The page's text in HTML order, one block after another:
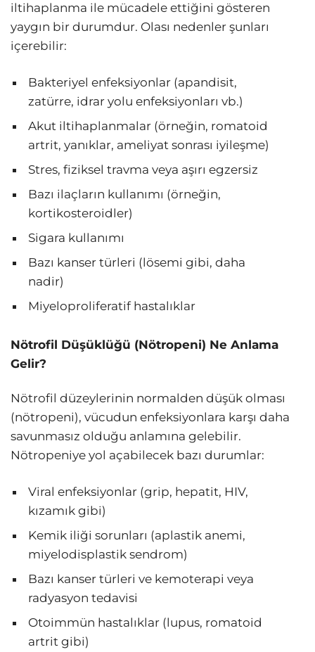
iltihaplanma ile mücadele ettiğini gösteren
yaygın bir durumdur. Olası nedenler şunları
içerebilir:
Bakteriyel enfeksiyonlar (apandisit,
zatürre, idrar yolu enfeksiyonları vb.)
Akut iltihaplanmalar (örneğin, romatoid
artrit, yanıklar, ameliyat sonrası iyileşme)
Stres, fiziksel travma veya aşırı egzersiz
Bazı ilaçların kullanımı (örneğin,
kortikosteroidler)
Sigara kullanımı
Bazı kanser türleri (lösemi gibi, daha
nadir)
Miyeloproliferatif hastalıklar
Nötrofil Düşüklüğü (Nötropeni) Ne Anlama
Gelir?
Nötrofil düzeylerinin normalden düşük olması
(nötropeni), vücudun enfeksiyonlara karşı daha
savunmasız olduğu anlamına gelebilir.
Nötropeniye yol açabilecek bazı durumlar:
Viral enfeksiyonlar (grip, hepatit, HIV,
kızamık gibi)
Kemik iliği sorunları (aplastik anemi,
miyelodisplastik sendrom)
Bazı kanser türleri ve kemoterapi veya
radyasyon tedavisi
Otoimmün hastalıklar (lupus, romatoid
artrit gibi)